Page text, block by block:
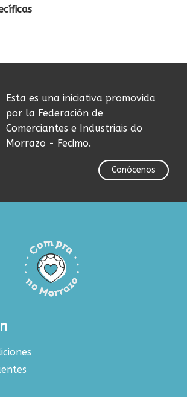
Esta es una iniciativa promovida
por la Federación de
Comerciantes e Industriais do
Morrazo - Fecimo.
Conócenos